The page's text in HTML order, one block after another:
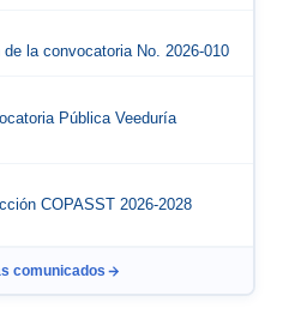
la convocatoria No. 2026-010
Pública Veeduría
COPASST 2026-2028
comunicados